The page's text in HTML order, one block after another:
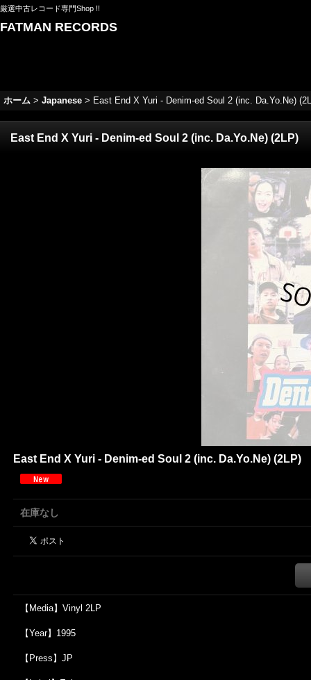
厳選中古レコード専門Shop !!
FATMAN RECORDS
ホーム > Japanese > East End X Yuri - Denim-ed Soul 2 (inc. Da.Yo.Ne)
East End X Yuri - Denim-ed Soul 2 (inc. Da.Yo.Ne) (2LP)
East End X Yuri - Denim-ed Soul 2 (inc. Da.Yo.Ne) (2LP)
在庫なし
【Media】Vinyl 2LP
【Year】1995
【Press】JP